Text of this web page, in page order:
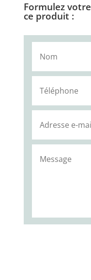
Formulez
ce produit :